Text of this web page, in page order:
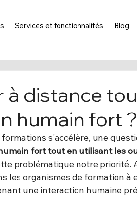
Services et fonctionnalités Blog
distance
humain fort ?
s'accélère, une
fort tout en utilisant les
problématique notre priorité.
les organismes de formation à
une interaction humaine